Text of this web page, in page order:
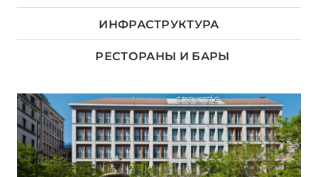
КАМПАНИЯ 5
ЛАЦИО
ЛОМБАРДИЯ 26
Grand Hotel Fasano
ИНФРАСТРУКТУРА
РЕСТОРАНЫ И БАРЫ